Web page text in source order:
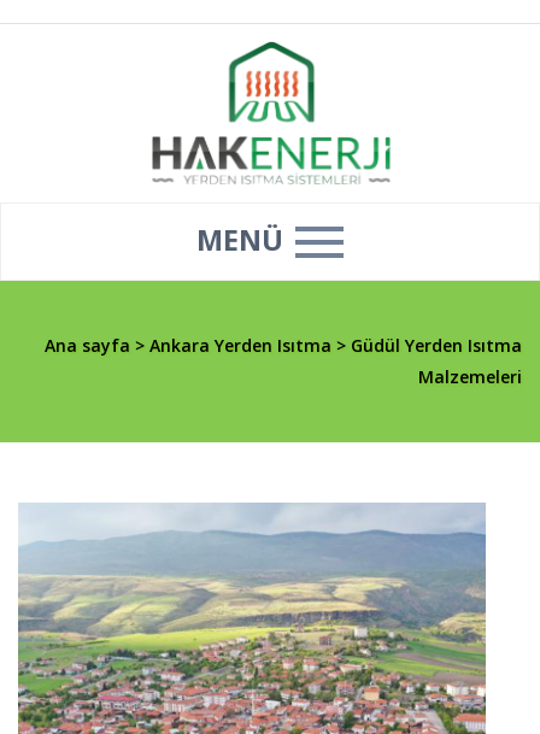
MENÜ
Ana sayfa > Ankara Yerden Isıtma > Güdül Yerden Isıtma
Malzemeleri